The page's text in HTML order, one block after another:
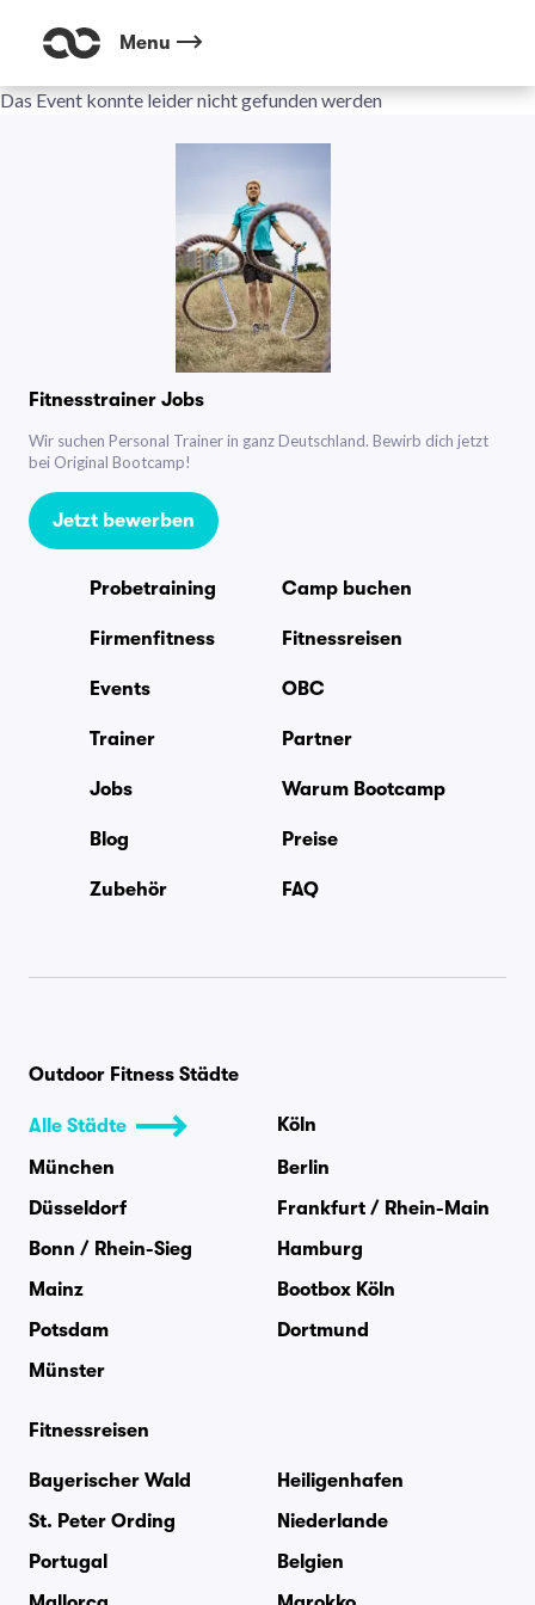
Menu
Das Event konnte leider nicht gefunden werden
Fitnesstrainer Jobs
Wir suchen Personal Trainer in ganz Deutschland. Bewirb dich jetzt
bei Original Bootcamp!
Jetzt bewerben
Probetraining Camp buchen
Firmenfitness Fitnessreisen
Events OBC
Trainer Partner
Jobs Warum Bootcamp
Blog Preise
Zubehör FAQ
Outdoor Fitness Städte
Alle Städte
Köln
München
Berlin
Düsseldorf
Frankfurt / Rhein-Main
Bonn / Rhein-Sieg
Hamburg
Mainz
Bootbox Köln
Potsdam
Dortmund
Münster
Fitnessreisen
Bayerischer Wald
Heiligenhafen
St. Peter Ording
Niederlande
Portugal
Belgien